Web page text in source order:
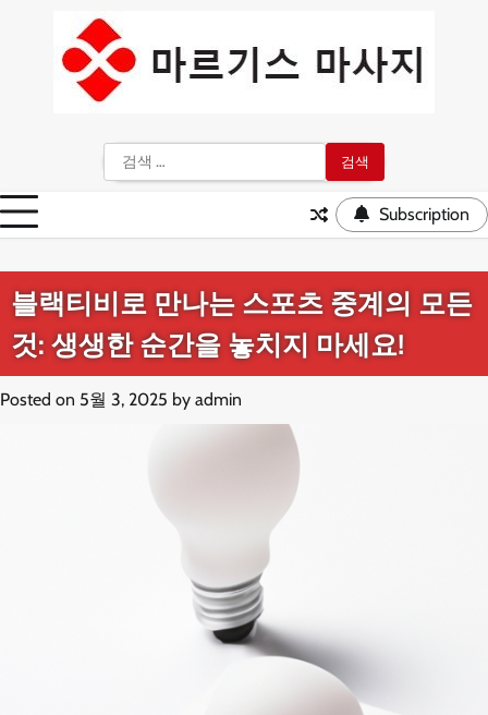
색:
Subscription
블랙티비로 만나는 스포츠 중계의 모든
것: 생생한 순간을 놓치지 마세요!
Posted on 5월 3, 2025 by admin